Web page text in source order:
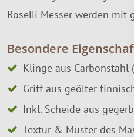
Roselli Messer werden
Besondere
Klinge aus
Griff aus geölter
Inkl. Scheide aus
Textur & Muster des